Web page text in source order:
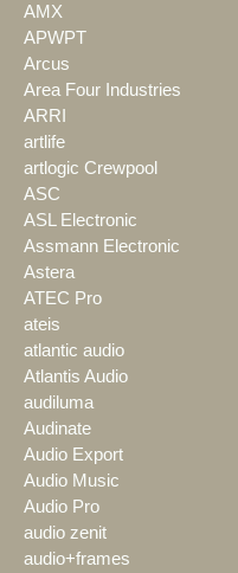
AMX
APWPT
Arcus
Area Four Industries
ARRI
artlife
artlogic Crewpool
ASC
ASL Electronic
Assmann Electronic
Astera
ATEC Pro
ateis
atlantic audio
Atlantis Audio
audiluma
Audinate
Audio Export
Audio Music
Audio Pro
audio zenit
audio+frames